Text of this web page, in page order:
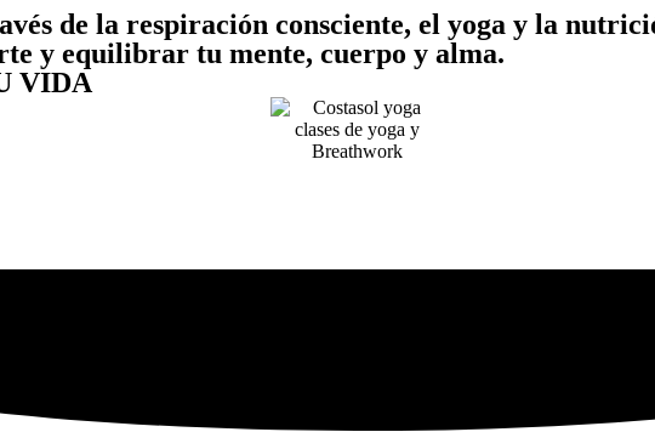
de la respiración consciente, el yoga y la
y equilibrar tu mente, cuerpo y alma.
VIDA